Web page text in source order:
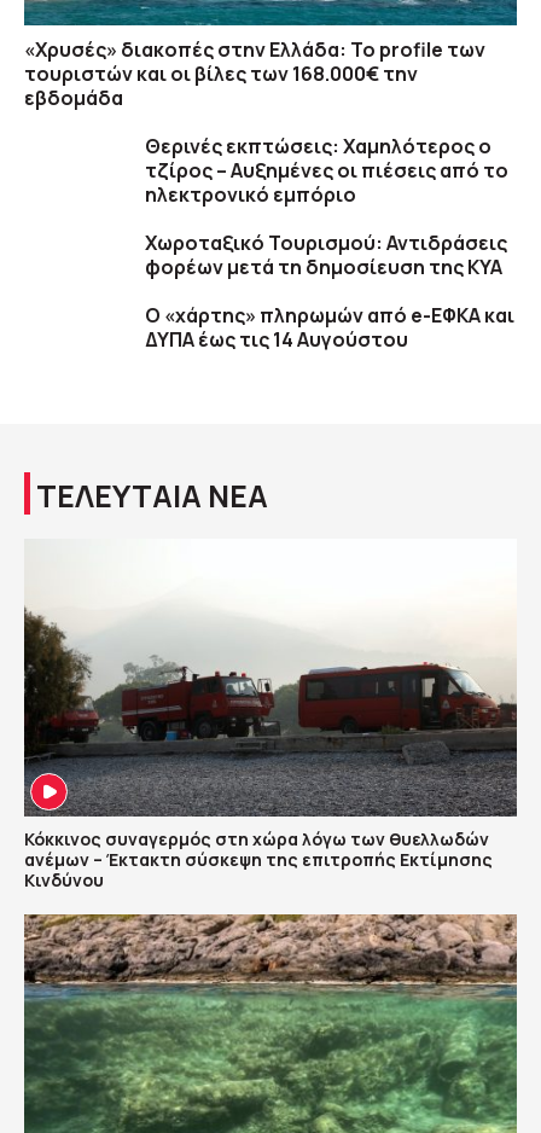
«Χρυσές» διακοπές στην Ελλάδα: Το profile των
τουριστών και οι βίλες των 168.000€ την
εβδομάδα
Θερινές εκπτώσεις: Χαμηλότερος ο
τζίρος – Αυξημένες οι πιέσεις από το
ηλεκτρονικό εμπόριο
Χωροταξικό Τουρισμού: Αντιδράσεις
φορέων μετά τη δημοσίευση της ΚΥΑ
Ο «χάρτης» πληρωμών από e-ΕΦΚΑ και
ΔΥΠΑ έως τις 14 Αυγούστου
ΤΕΛΕΥΤΑΙΑ ΝΕΑ
Κόκκινος συναγερμός στη χώρα λόγω των θυελλωδών
ανέμων – Έκτακτη σύσκεψη της επιτροπής Εκτίμησης
Κινδύνου